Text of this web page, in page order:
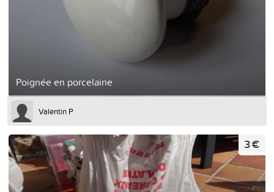
Poignée en porcelaine
Valentin P
3 €